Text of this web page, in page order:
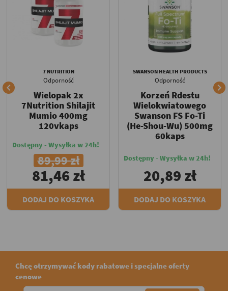

7 NUTRITION
Odporność
Wielopak 2x
7Nutrition Shilajit
Mumio 400mg
120vkaps
Dostępny - Wysyłka w 24h!
89,99 zł
81,46 zł
DODAJ DO KOSZYKA
SWANSON HEALTH PRODUCTS
Odporność
Korzeń Rdestu
Wielokwiatowego
Swanson FS Fo-Ti
(He-Shou-Wu) 500mg
60kaps
Dostępny - Wysyłka w 24h!
20,89 zł
DODAJ DO KOSZYKA

Chcę otrzymywać kody rabatowe i specjalne oferty
cenowe